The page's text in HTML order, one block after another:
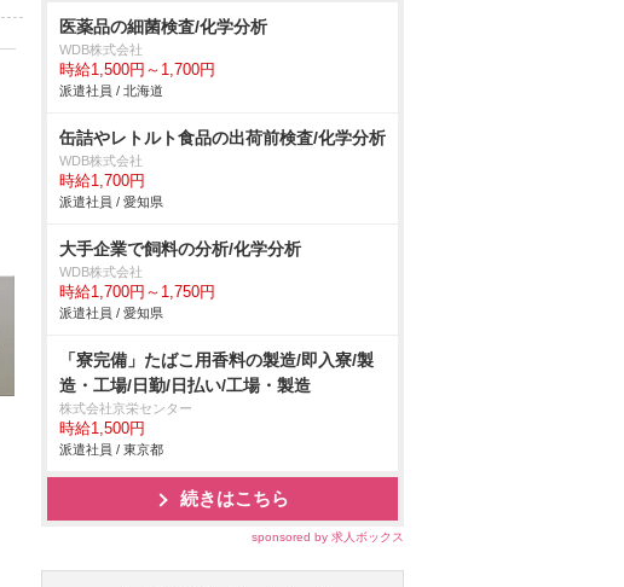
医薬品の細菌検査/化学分析
WDB株式会社
時給1,500円～1,700円
派遣社員 / 北海道
缶詰やレトルト食品の出荷前検査/化学分析
WDB株式会社
時給1,700円
派遣社員 / 愛知県
大手企業で飼料の分析/化学分析
WDB株式会社
時給1,700円～1,750円
派遣社員 / 愛知県
「寮完備」たばこ用香料の製造/即入寮/製
造・工場/日勤/日払い/工場・製造
株式会社京栄センター
時給1,500円
派遣社員 / 東京都
続きはこちら
sponsored by 求人ボックス